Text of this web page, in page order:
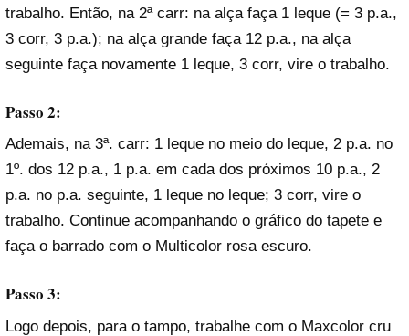
trabalho. Então, na 2ª carr: na alça faça 1 leque (= 3 p.a.,
3 corr, 3 p.a.); na alça grande faça 12 p.a., na alça
seguinte faça novamente 1 leque, 3 corr, vire o trabalho.
Passo 2:
Ademais, na 3ª. carr: 1 leque no meio do leque, 2 p.a. no
1º. dos 12 p.a., 1 p.a. em cada dos próximos 10 p.a., 2
p.a. no p.a. seguinte, 1 leque no leque; 3 corr, vire o
trabalho. Continue acompanhando o gráfico do tapete e
faça o barrado com o Multicolor rosa escuro.
Passo 3:
Logo depois, para o tampo, trabalhe com o Maxcolor cru